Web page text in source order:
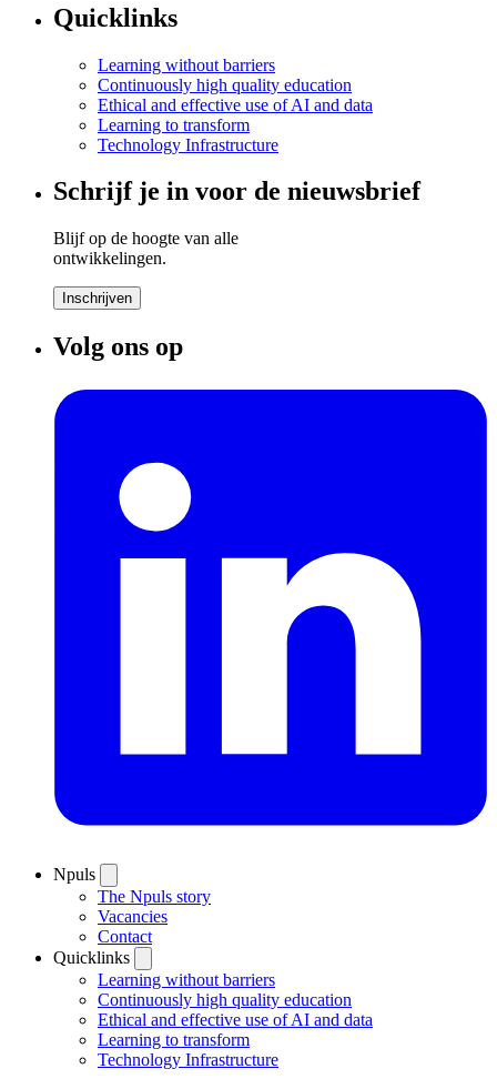
Quicklinks
Learning without barriers
Continuously high quality education
Ethical and effective use of AI and data
Learning to transform
Technology Infrastructure
Schrijf je in voor de nieuwsbrief
Blijf op de hoogte van alle
ontwikkelingen.
Inschrijven
Volg ons op
Npuls
The Npuls story
Vacancies
Contact
Quicklinks
Learning without barriers
Continuously high quality education
Ethical and effective use of AI and data
Learning to transform
Technology Infrastructure